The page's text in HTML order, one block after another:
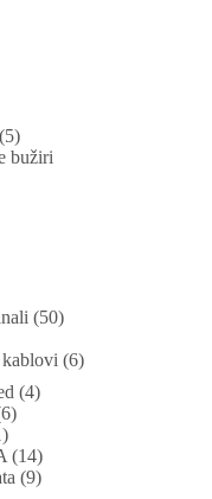
bužiri
(50)
(6)
(4)
(14)
(9)